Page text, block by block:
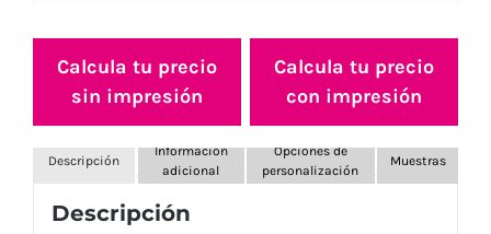
Calcula tu precio
sin impresión
Calcula tu precio
con impresión
Descripción
Información
adicional
Opciones de
personalización
Muestras
Descripción